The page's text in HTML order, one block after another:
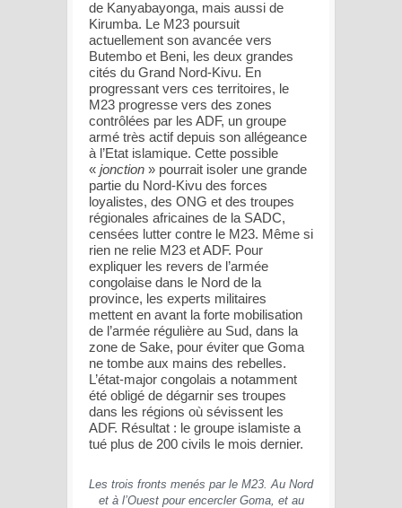
de Kanyabayonga, mais aussi de
Kirumba. Le M23 poursuit
actuellement son avancée vers
Butembo et Beni, les deux grandes
cités du Grand Nord-Kivu. En
progressant vers ces territoires, le
M23 progresse vers des zones
contrôlées par les ADF, un groupe
armé très actif depuis son allégeance
à l’Etat islamique. Cette possible
« jonction » pourrait isoler une grande
partie du Nord-Kivu des forces
loyalistes, des ONG et des troupes
régionales africaines de la SADC,
censées lutter contre le M23. Même si
rien ne relie M23 et ADF. Pour
expliquer les revers de l’armée
congolaise dans le Nord de la
province, les experts militaires
mettent en avant la forte mobilisation
de l’armée régulière au Sud, dans la
zone de Sake, pour éviter que Goma
ne tombe aux mains des rebelles.
L’état-major congolais a notamment
été obligé de dégarnir ses troupes
dans les régions où sévissent les
ADF. Résultat : le groupe islamiste a
tué plus de 200 civils le mois dernier.
Les trois fronts menés par le M23. Au Nord
et à l’Ouest pour encercler Goma, et au